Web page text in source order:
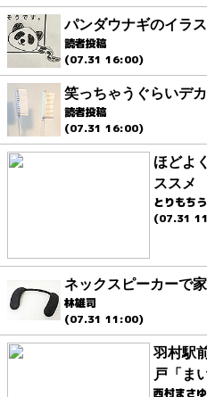
パンダウナギのイラ
読者投稿
(07.31 16:00)
笑っちゃうぐらいデ
読者投稿
(07.31 16:00)
ほどよ
ススメ
とりもち
(07.31
ネックスピーカーで
林雄司
(07.31 11:00)
羽村駅
戸「ま
西村まさ